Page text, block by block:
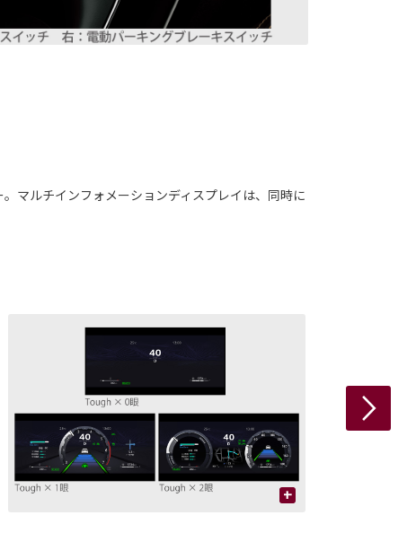
マルチインフォメーションディスプレイは、同時に
+